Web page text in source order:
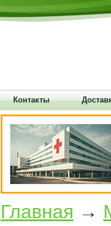
Контакты
Главная →